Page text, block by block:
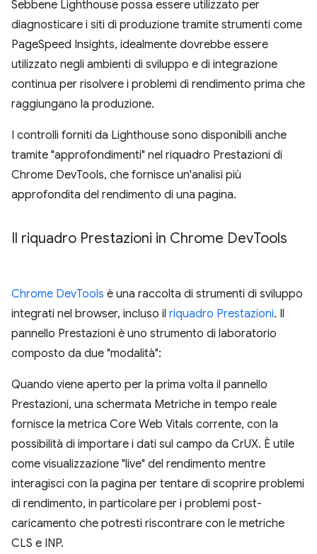
Sebbene Lighthouse possa essere utilizzato per
diagnosticare i siti di produzione tramite strumenti come
PageSpeed Insights, idealmente dovrebbe essere
utilizzato negli ambienti di sviluppo e di integrazione
continua per risolvere i problemi di rendimento prima che
raggiungano la produzione.
I controlli forniti da Lighthouse sono disponibili anche
tramite "approfondimenti" nel riquadro Prestazioni di
Chrome DevTools, che fornisce un'analisi più
approfondita del rendimento di una pagina.
Il riquadro Prestazioni in Chrome DevTools
Chrome DevTools è una raccolta di strumenti di sviluppo
integrati nel browser, incluso il riquadro Prestazioni. Il
pannello Prestazioni è uno strumento di laboratorio
composto da due "modalità":
Quando viene aperto per la prima volta il pannello
Prestazioni, una schermata Metriche in tempo reale
fornisce la metrica Core Web Vitals corrente, con la
possibilità di importare i dati sul campo da CrUX. È utile
come visualizzazione "live" del rendimento mentre
interagisci con la pagina per tentare di scoprire problemi
di rendimento, in particolare per i problemi post-
caricamento che potresti riscontrare con le metriche
CLS e INP.